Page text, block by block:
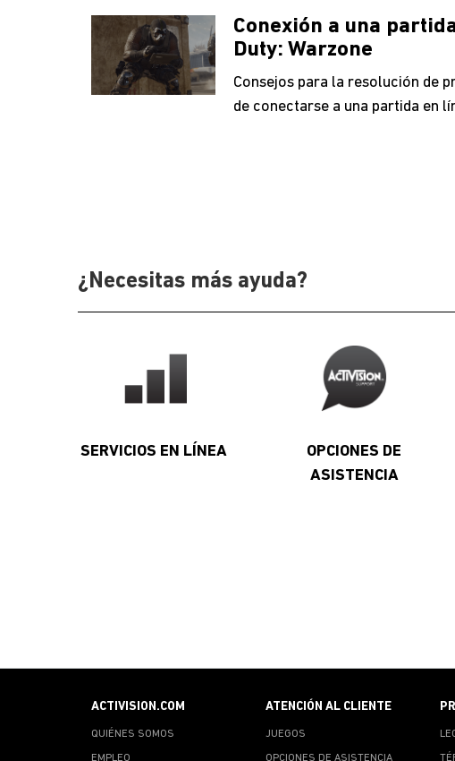
Conexión a una
Duty: Warzone
Consejos para la resolución de
de conectarse a una partida en
¿Necesitas más ayuda?
SERVICIOS EN LÍNEA
OPCIONES DE
ASISTENCIA
ACTIVISION.COM
QUIÉNES SOMOS
EMPLEO
ATENCIÓN AL CLIENTE
JUEGOS
OPCIONES DE ASISTENCIA